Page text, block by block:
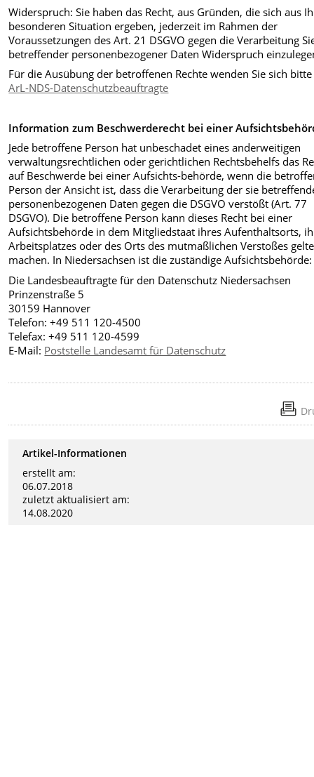
Widerspruch: Sie haben das Recht, aus Gründen, die sich aus
besonderen Situation ergeben, jederzeit im Rahmen der
Voraussetzungen des Art. 21 DSGVO gegen die Verarbeitung
betreffender personenbezogener Daten Widerspruch
Für die Ausübung der betroffenen Rechte wenden Sie sich
ArL-NDS-Datenschutzbeauftragte
Information zum Beschwerderecht bei einer
Jede betroffene Person hat unbeschadet eines anderweitigen
verwaltungsrechtlichen oder gerichtlichen Rechtsbehelfs das
auf Beschwerde bei einer Aufsichts-behörde, wenn die
Person der Ansicht ist, dass die Verarbeitung der sie
personenbezogenen Daten gegen die DSGVO verstößt (Art. 77
DSGVO). Die betroffene Person kann dieses Recht bei einer
Aufsichtsbehörde in dem Mitgliedstaat ihres Aufenthaltsorts,
Arbeitsplatzes oder des Orts des mutmaßlichen Verstoßes
machen. In Niedersachsen ist die zuständige Aufsichtsbehörde:
Die Landesbeauftragte für den Datenschutz Niedersachsen
Prinzenstraße 5
30159 Hannover
Telefon: +49 511 120-4500
Telefax: +49 511 120-4599
E-Mail: Poststelle Landesamt für Datenschutz
Artikel-Informationen
erstellt am:
06.07.2018
zuletzt aktualisiert am:
14.08.2020